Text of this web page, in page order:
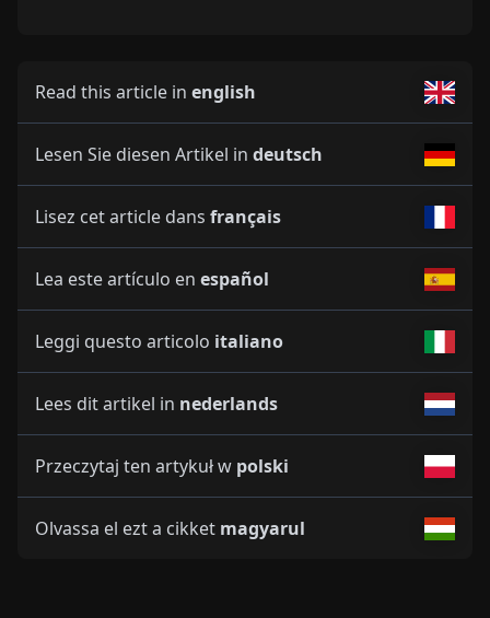
Read this article in english
Lesen Sie diesen Artikel in deutsch
Lisez cet article dans français
Lea este artículo en español
Leggi questo articolo italiano
Lees dit artikel in nederlands
Przeczytaj ten artykuł w polski
Olvassa el ezt a cikket magyarul